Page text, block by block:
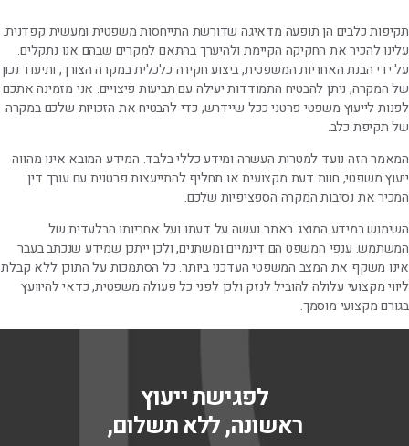
תקיפות כלבים הן תופעה מדאיגה שדורשת התייחסות משפטית ומעשית קפדנית.
עלינו להכיר את החקיקה הקיימת ולהיערך בהתאם למקרים שבהם אנו נתקלים.
על ידי הבנת האחריות המשפטית, ביצוע חקירה כלכלית במקרה הצורך, ותיעוד נכון
של המקרה, ניתן להבטיח התמודדות יעילה עם תביעות פיצויים. אני מזמינה אתכם
לפנות לייעוץ משפטי פרטני ככל שיידרש, כדי להבטיח את הזכויות שלכם במקרה
של תקיפת כלב.
המאמר הזה נועד למטרות העשרה ומידע כללי בלבד. המידע המובא אינו מהווה
ייעוץ משפטי, חוות דעת מקצועית או תחליף להתייעצות פרטנית עם עורך דין
המכיר את נסיבות המקרה הספציפיות שלכם.
השימוש במידע המוצג באתר נעשה על דעתו ועל אחריותו הבלעדית של
המשתמש. ענפי המשפט הם דינמיים ומשתנים, ולכן ייתכן שמידע שנכתב בעבר
אינו משקף את המצב המשפטי העדכני ביותר. כל הסתמכות על התוכן ללא קבלת
ליווי מקצועי עלולה להוביל לנזק ולכן לפני כל פעולה משפטית, כדאי להיוועץ
בגורם מקצועי מוסמך.
לפגישת ייעוץ
ראשונה, ללא תשלום,